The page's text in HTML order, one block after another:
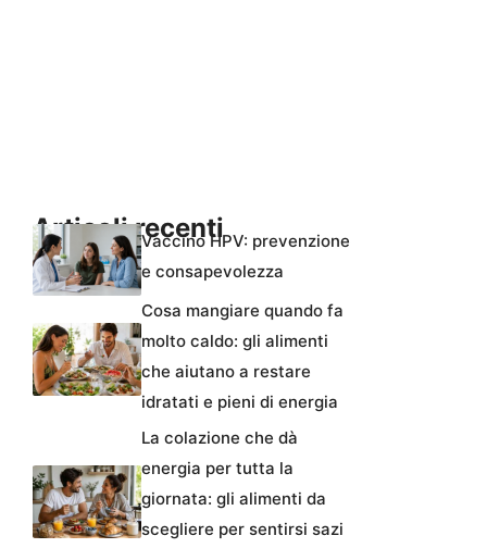
Articoli recentiVaccino HPV: prevenzione
e consapevolezza
Cosa mangiare quando fa
molto caldo: gli alimenti
che aiutano a restare
idratati e pieni di energia
La colazione che dà
energia per tutta la
giornata: gli alimenti da
scegliere per sentirsi sazi